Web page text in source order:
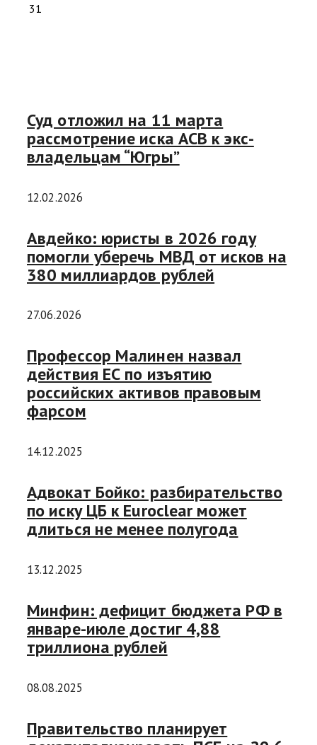
31
Суд отложил на 11 марта
рассмотрение иска АСВ к экс-
владельцам “Югры”
12.02.2026
Авдейко: юристы в 2026 году
помогли уберечь МВД от исков на
380 миллиардов рублей
27.06.2026
Профессор Малинен назвал
действия ЕС по изъятию
российских активов правовым
фарсом
14.12.2025
Адвокат Бойко: разбирательство
по иску ЦБ к Euroclear может
длиться не менее полугода
13.12.2025
Минфин: дефицит бюджета РФ в
январе-июле достиг 4,88
триллиона рублей
08.08.2025
Правительство планирует